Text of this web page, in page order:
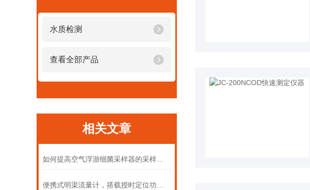
水质检测
查看全部产品
相关文章